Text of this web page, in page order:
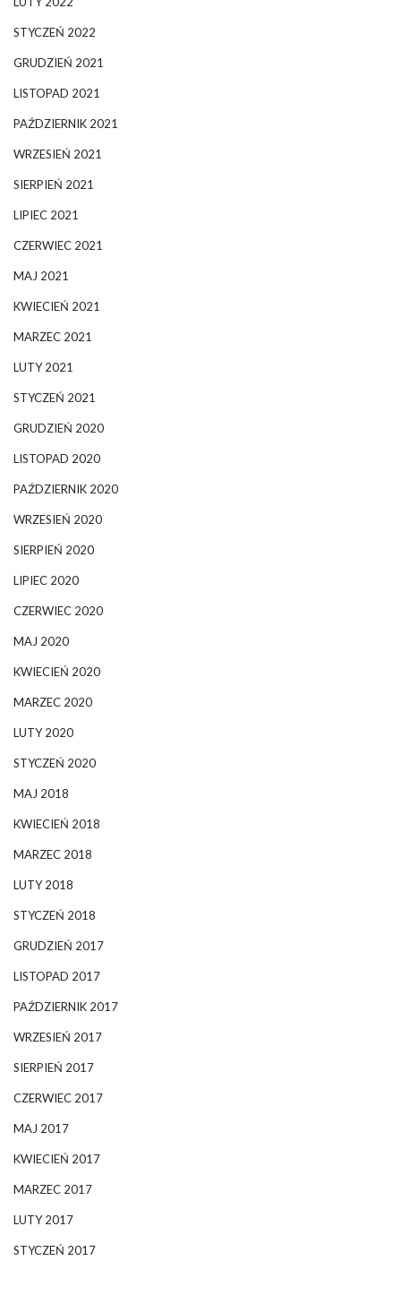
STYCZEŃ 2022
GRUDZIEŃ 2021
LISTOPAD 2021
PAŹDZIERNIK 2021
WRZESIEŃ 2021
SIERPIEŃ 2021
LIPIEC 2021
CZERWIEC 2021
MAJ 2021
KWIECIEŃ 2021
MARZEC 2021
LUTY 2021
STYCZEŃ 2021
GRUDZIEŃ 2020
LISTOPAD 2020
PAŹDZIERNIK 2020
WRZESIEŃ 2020
SIERPIEŃ 2020
LIPIEC 2020
CZERWIEC 2020
MAJ 2020
KWIECIEŃ 2020
MARZEC 2020
LUTY 2020
STYCZEŃ 2020
MAJ 2018
KWIECIEŃ 2018
MARZEC 2018
LUTY 2018
STYCZEŃ 2018
GRUDZIEŃ 2017
LISTOPAD 2017
PAŹDZIERNIK 2017
WRZESIEŃ 2017
SIERPIEŃ 2017
CZERWIEC 2017
MAJ 2017
KWIECIEŃ 2017
MARZEC 2017
LUTY 2017
STYCZEŃ 2017